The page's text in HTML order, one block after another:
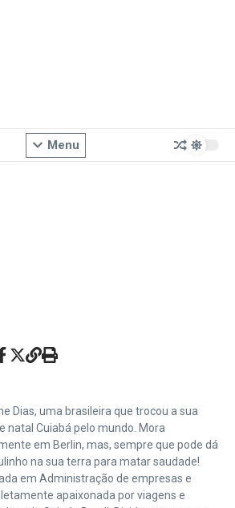
Menu
Dias, uma brasileira que trocou a sua
natal Cuiabá pelo mundo. Mora
em Berlin, mas, sempre que pode dá
na sua terra para matar saudade!
em Administração de empresas e
apaixonada por viagens e